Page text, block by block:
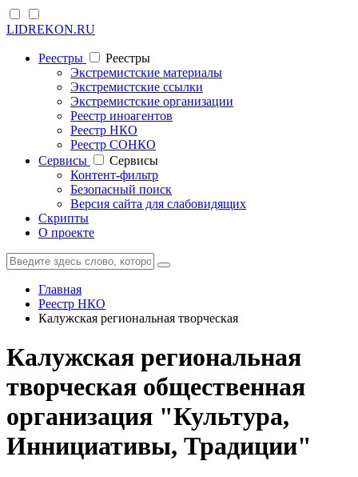
LIDREKON.RU
Реестры
Реестры
Экстремистские материалы
Экстремистские ссылки
Экстремистские организации
Реестр иноагентов
Реестр НКО
Реестр СОНКО
Cервисы
Cервисы
Контент-фильтр
Безопасный поиск
Версия сайта для слабовидящих
Скрипты
О проекте
Главная
Реестр НКО
Калужская региональная творческая
Калужская региональная
творческая общественная
организация "Культура,
Иннициативы, Традиции"